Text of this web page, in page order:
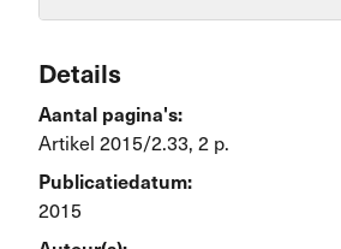
Details
Aantal pagina's:
Artikel 2015/2.33, 2 p.
Publicatiedatum:
2015